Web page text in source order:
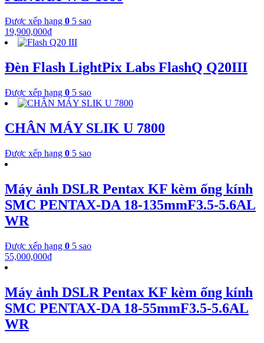
Được xếp hạng 0 5 sao
19,900,000₫
Đèn Flash LightPix Labs FlashQ Q20III
Được xếp hạng 0 5 sao
CHÂN MÁY SLIK U 7800
Được xếp hạng 0 5 sao
Máy ảnh DSLR Pentax KF kèm ống kính
SMC PENTAX-DA 18-135mmF3.5-5.6AL
WR
Được xếp hạng 0 5 sao
55,000,000₫
Máy ảnh DSLR Pentax KF kèm ống kính
SMC PENTAX-DA 18-55mmF3.5-5.6AL
WR